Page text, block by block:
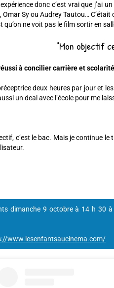
donc c’est vrai que
Sy ou Audrey Tautou… C’était
ne voit pas le film sortir en
"Mon objectif
à concilier carrière et
deux heures par jour et
un deal avec l’école pour me
c’est le bac. Mais je continue
dimanche 9 octobre à 14 h 30
www.lesenfantsaucinema.com/